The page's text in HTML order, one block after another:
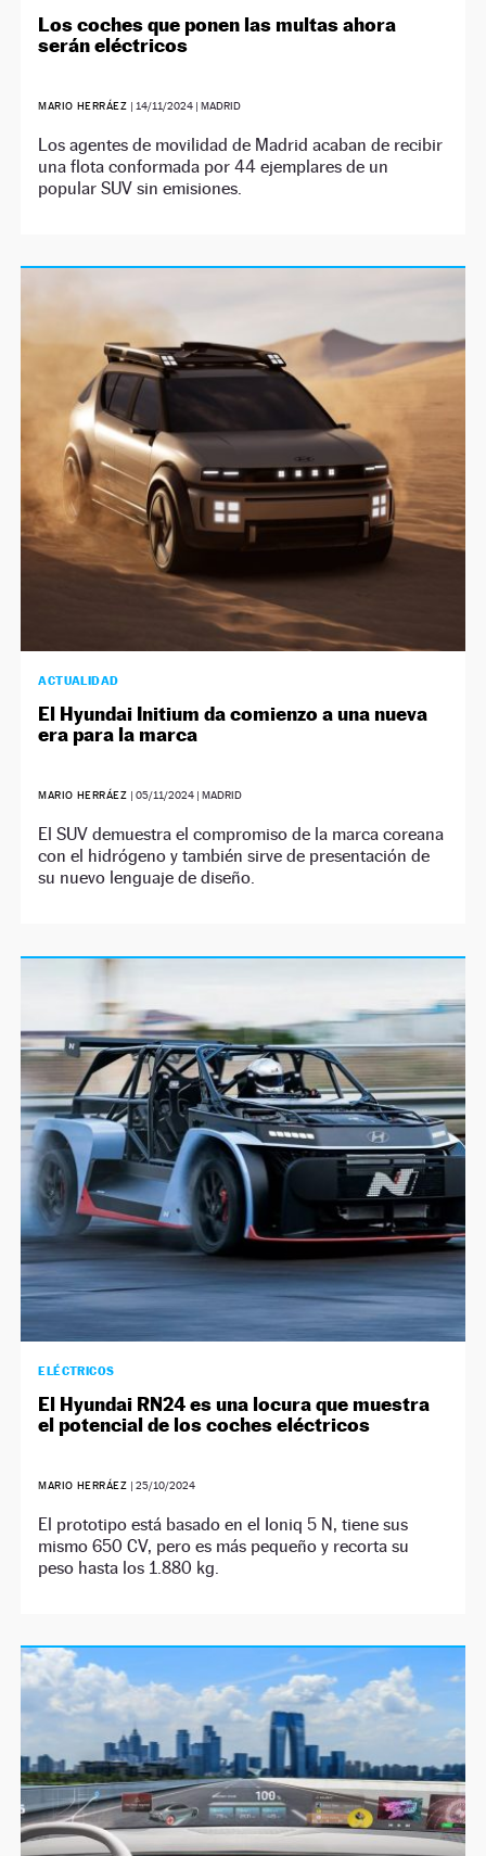
Los coches que ponen las multas ahora
serán eléctricos
MARIO HERRÁEZ | 14/11/2024 | MADRID
Los agentes de movilidad de Madrid acaban de recibir
una flota conformada por 44 ejemplares de un
popular SUV sin emisiones.
ACTUALIDAD
El Hyundai Initium da comienzo a una nueva
era para la marca
MARIO HERRÁEZ |05/11/2024 | MADRID
El SUV demuestra el compromiso de la marca coreana
con el hidrógeno y también sirve de presentación de
su nuevo lenguaje de diseño.
ELÉCTRICOS
El Hyundai RN24 es una locura que muestra
el potencial de los coches eléctricos
MARIO HERRÁEZ |25/10/2024
El prototipo está basado en el Ioniq 5 N, tiene sus
mismo 650 CV, pero es más pequeño y recorta su
peso hasta los 1.880 kg.